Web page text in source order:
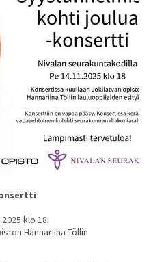
klo 18.
Hannariina Töllin